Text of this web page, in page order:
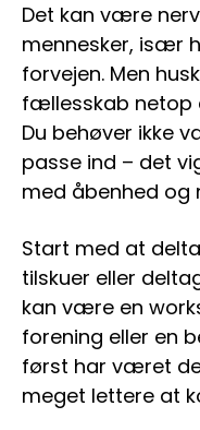
Det kan være
mennesker, især
forvejen. Men
fællesskab netop
Du behøver ikke
passe ind – det
med åbenhed og
Start med at
tilskuer eller
kan være en
forening eller en
først har været
meget lettere at